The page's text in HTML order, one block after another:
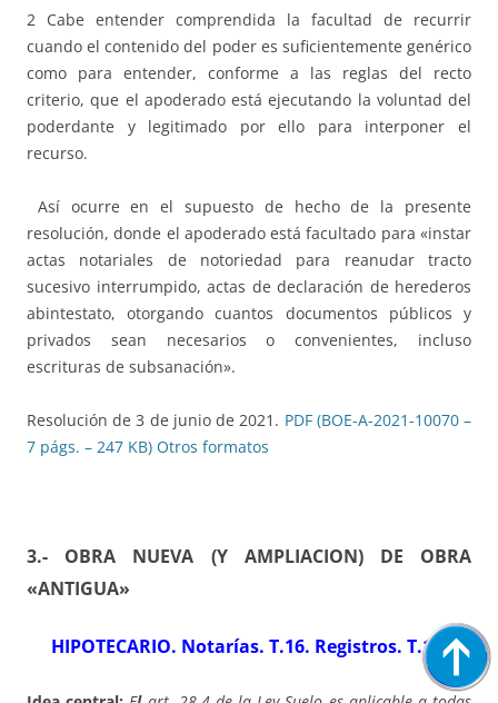
2 Cabe entender comprendida la facultad de recurrir
cuando el contenido del poder es suficientemente genérico
como para entender, conforme a las reglas del recto
criterio, que el apoderado está ejecutando la voluntad del
poderdante y legitimado por ello para interponer el
recurso.
Así ocurre en el supuesto de hecho de la presente
resolución, donde el apoderado está facultado para «instar
actas notariales de notoriedad para reanudar tracto
sucesivo interrumpido, actas de declaración de herederos
abintestato, otorgando cuantos documentos públicos y
privados sean necesarios o convenientes, incluso
escrituras de subsanación».
Resolución de 3 de junio de 2021. PDF (BOE-A-2021-10070 –
7 págs. – 247 KB) Otros formatos
3.- OBRA NUEVA (Y AMPLIACION) DE OBRA
«ANTIGUA»
HIPOTECARIO. Notarías. T.16. Registros. T.19 .